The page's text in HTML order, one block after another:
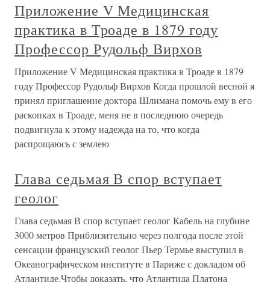
Приложение V Медицинская
практика в Троаде в 1879 году
Профессор Рудольф Вирхов
Приложение V Медицинская практика в Троаде в 1879
году Профессор Рудольф Вирхов Когда прошлой весной я
принял приглашение доктора Шлимана помочь ему в его
раскопках в Троаде, меня не в последнюю очередь
подвигнула к этому надежда на то, что когда
распрощаюсь с землею
Глава седьмая В спор вступает
геолог
Глава седьмая В спор вступает геолог Кабель на глубине
3000 метров Приблизительно через полгода после этой
сенсации французский геолог Пьер Термье выступил в
Океанографическом институте в Париже с докладом об
Атлантиде.Чтобы доказать, что Атлантида Платона